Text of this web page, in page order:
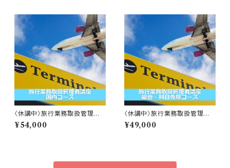
〈休講中〉旅行業務取扱管理者
講座 国内コース
¥54,000
〈休講中〉旅行業務取扱管理者
講座 総合・科目免除コース
¥49,000